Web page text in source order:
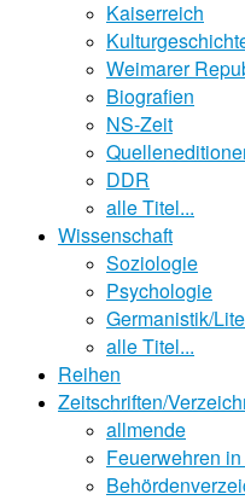
Kaiserreich
Weimarer
Biografien
NS-Zeit
DDR
alle Titel...
Wissenschaft
Soziologie
Psychologie
Germanistik/
alle Titel...
Reihen
Zeitschriften/
allmende
Feuerwehren